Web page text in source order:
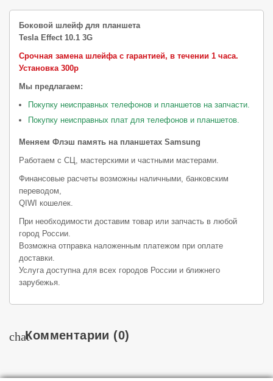
Боковой шлейф для планшета
Tesla Effect 10.1 3G
Срочная замена шлейфа с гарантией, в течении 1 часа.
Установка 300р
Мы предлагаем:
Покупку неисправных телефонов и планшетов на запчасти.
Покупку неисправных плат для телефонов и планшетов.
Меняем Флэш память на планшетах Samsung
Работаем с СЦ, мастерскими и частными мастерами.
Финансовые расчеты возможны наличными, банковским
переводом,
QIWI кошелек.
При необходимости доставим товар или запчасть в любой
город России.
Возможна отправка наложенным платежом при оплате
доставки.
Услуга доступна для всех городов России и ближнего
зарубежья.
chatКомментарии (0)